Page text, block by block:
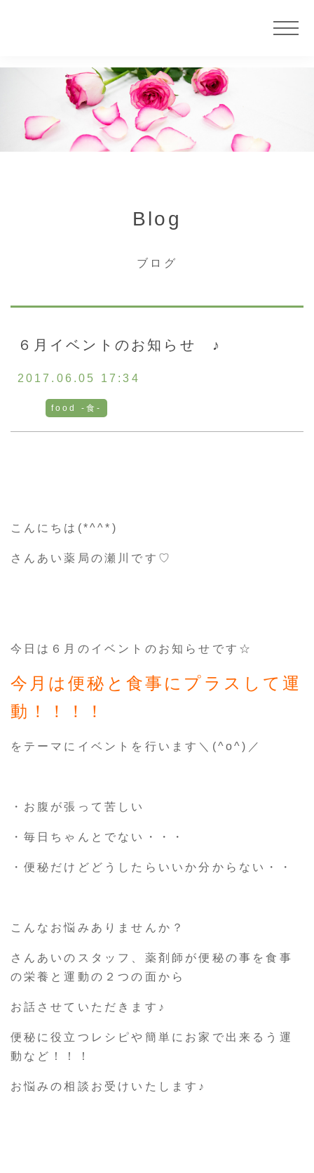
ニュース
サービス
店舗案内
採用情報
通販
ご相談・お問い合わせ
Blog
ブログ
６月イベントのお知らせ ♪
2017.06.05 17:34
food -食-
こんにちは(*^^*)
さんあい薬局の瀬川です♡
今日は６月のイベントのお知らせです☆
今月は便秘と食事にプラスして運
動！！！！
をテーマにイベントを行います＼(^o^)／
・お腹が張って苦しい
・毎日ちゃんとでない・・・
・便秘だけどどうしたらいいか分からない・・
こんなお悩みありませんか？
さんあいのスタッフ、薬剤師が便秘の事を食事
の栄養と運動の２つの面から
お話させていただきます♪
便秘に役立つレシピや簡単にお家で出来るう運
動など！！！
お悩みの相談お受けいたします♪